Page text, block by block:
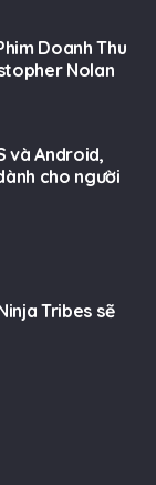
Doanh Thu
Nolan
và Android,
cho người
Tribes sẽ